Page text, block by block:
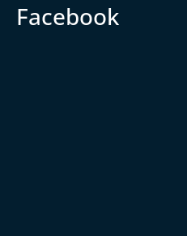
Facebook